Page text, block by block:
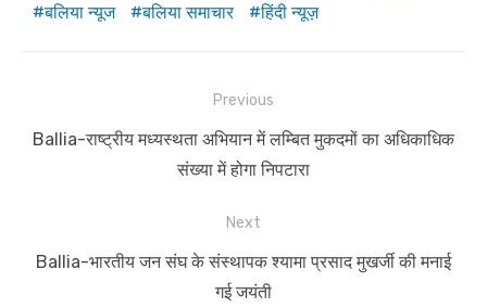
बलिया न्यूज
बलिया समाचार हिंदी न्यूज़
navigation
Previous
Previous
Ballia-राष्ट्रीय मध्यस्थता अभियान में लम्बित मुकदमों का अधिकाधिक
संख्या में होगा निपटारा
Next
Next
Ballia-भारतीय जन संघ के संस्थापक श्यामा प्रसाद मुखर्जी की मनाई
गई जयंती